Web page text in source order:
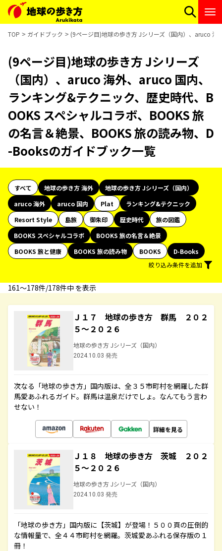
TOP ガイドブック (9ページ目)地球の歩き方 Jシリーズ（国内）、aruco
(9ページ目)地球の歩き方 Jシリーズ
（国内）、aruco 海外、aruco 国内、
ランキング&テクニック、歴史時代、B
OOKS スペシャルコラボ、BOOKS 旅
の名言＆絶景、BOOKS 旅の読み物、D
-Booksのガイドブック一覧
すべて 地球の歩き方 海外
地球の歩き方 Jシリーズ（国内）
aruco 海外
aruco 国内 Plat
ランキング&テクニック
Resort Style
島旅 御朱印 歴史時代
旅の図鑑
BOOKS スペシャルコラボ
BOOKS 旅の名言＆絶景
BOOKS 旅と健康
BOOKS 旅の読み物 BOOKS
D-Books
絞り込み条件を追加
161〜178件/178件中 を表示
Ｊ１７ 地球の歩き方 群馬 ２０２
５～２０２６
地球の歩き方 Jシリーズ（国内）
2024.10.03 発売
次なる「地球の歩き方」国内版は、全３５市町村を網羅した群
馬愛あふれるガイド。群馬は温泉だけでしょ。なんてもう言わ
せない！
詳細を見る
Ｊ１８ 地球の歩き方 茨城 ２０２
５～２０２６
地球の歩き方 Jシリーズ（国内）
2024.10.03 発売
「地球の歩き方」国内版に【茨城】が登場！５００頁の圧倒的
な情報量で、全４４市町村を網羅。茨城愛あふれる保存版の１
冊！